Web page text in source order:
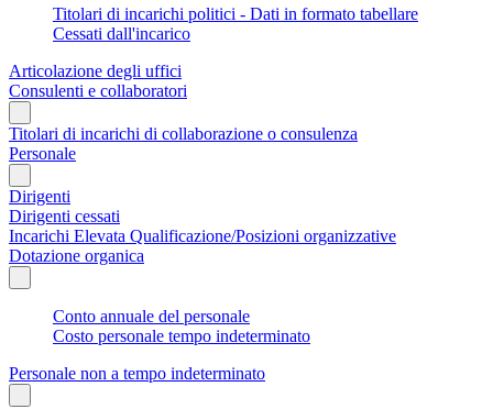
Titolari di incarichi politici - Dati in formato tabellare
Cessati dall'incarico
Articolazione degli uffici
Consulenti e collaboratori
Titolari di incarichi di collaborazione o consulenza
Personale
Dirigenti
Dirigenti cessati
Incarichi Elevata Qualificazione/Posizioni organizzative
Dotazione organica
Conto annuale del personale
Costo personale tempo indeterminato
Personale non a tempo indeterminato